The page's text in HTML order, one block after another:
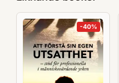
-40%